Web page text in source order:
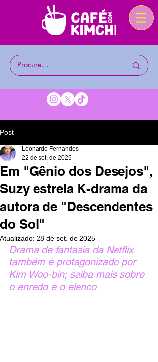
Post
Em "Gênio dos Desejos",
Suzy estrela K-drama da
autora de "Descendentes
do Sol"
Leonardo Fernandes
22 de set. de 2025
Atualizado: 28 de set. de 2025
Drama de fantasia da Netflix
também é protagonizado por
Kim Woo-bin; saiba mais sobre
o enredo e o elenco